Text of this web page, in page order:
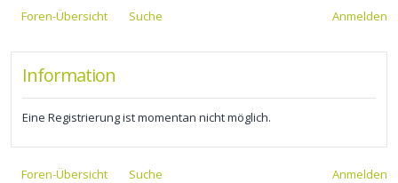
Foren-Übersicht Suche Anmelden
Information
Eine Registrierung ist momentan nicht möglich.
Foren-Übersicht Suche Anmelden